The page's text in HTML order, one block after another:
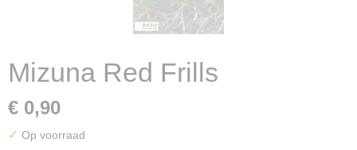
Mizuna Red Frills
€ 0,90
✓ Op voorraad